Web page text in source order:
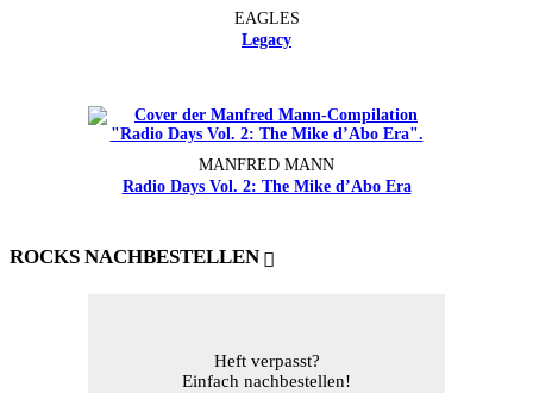
EAGLES
Legacy
MANFRED MANN
Radio Days Vol. 2: The Mike d’Abo Era
ROCKS NACHBESTELLEN
Heft verpasst?
Einfach nachbestellen!